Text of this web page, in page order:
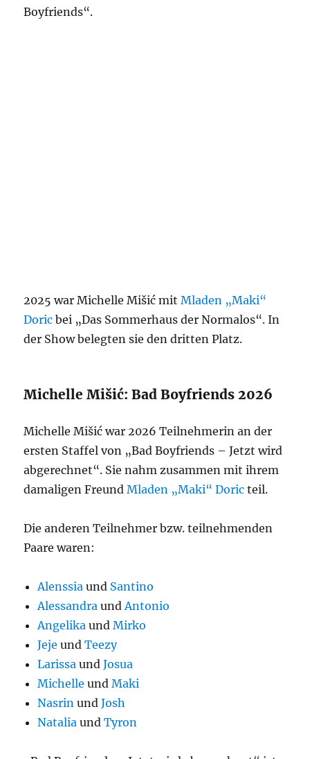
Boyfriends“.
2025 war Michelle Mišić mitMladen „Maki“
Doric bei „Das Sommerhaus der Normalos“. In
der Show belegten sie den dritten Platz.
Michelle Mišić: Bad Boyfriends 2026
Michelle Mišić war 2026 Teilnehmerin an der
ersten Staffel von „Bad Boyfriends – Jetzt wird
abgerechnet“. Sie nahm zusammen mit ihrem
damaligen FreundMladen „Maki“ Doric teil.
Die anderen Teilnehmer bzw. teilnehmenden
Paare waren:
Alenssia und Santino
AlessandraundAntonio
Angelika undMirko
Jeje undTeezy
Larissa undJosua
Michelle undMaki
NasrinundJosh
Natalia undTyron